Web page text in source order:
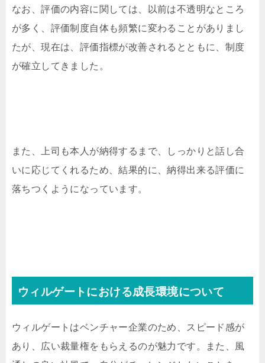
なお、評価の内容に関しては、以前は不透明なところ
が多く、評価制度自体も頻繁に変わることがありまし
たが、現在は、評価指標が改善されるとともに、制度
が確立してきました。
また、上司も本人が納得するまで、しっかりと話し合
いに応じてくれるため、結果的に、納得出来る評価に
落ちつくようになっています。
ウィルゲートにおける成長環境について
ウィルゲートはベンチャー企業のため、スピード感が
あり、広い裁量権をもらえるのが魅力です。また、風